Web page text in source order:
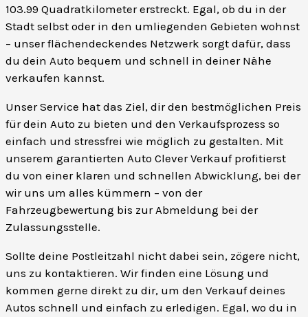
103.99 Quadratkilometer erstreckt. Egal, ob du in der
Stadt selbst oder in den umliegenden Gebieten wohnst
– unser flächendeckendes Netzwerk sorgt dafür, dass
du dein Auto bequem und schnell in deiner Nähe
verkaufen kannst.
Unser Service hat das Ziel, dir den bestmöglichen Preis
für dein Auto zu bieten und den Verkaufsprozess so
einfach und stressfrei wie möglich zu gestalten. Mit
unserem garantierten Auto Clever Verkauf profitierst
du von einer klaren und schnellen Abwicklung, bei der
wir uns um alles kümmern – von der
Fahrzeugbewertung bis zur Abmeldung bei der
Zulassungsstelle.
Sollte deine Postleitzahl nicht dabei sein, zögere nicht,
uns zu kontaktieren. Wir finden eine Lösung und
kommen gerne direkt zu dir, um den Verkauf deines
Autos schnell und einfach zu erledigen. Egal, wo du in